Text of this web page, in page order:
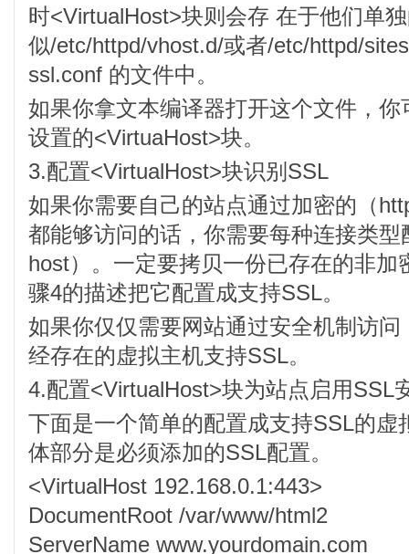
时<VirtualHost>块则会存 在于他们单
似/etc/httpd/vhost.d/或者/etc/httpd/
ssl.conf 的文件中。
如果你拿文本编译器打开这个文件，
设置的<VirtuaHost>块。
3.配置<VirtualHost>块识别SSL
如果你需要自己的站点通过加密的（
都能够访问的话，你需要每种连接类
host）。一定要拷贝一份已存在的非
骤4的描述把它配置成支持SSL。
如果你仅仅需要网站通过安全机制访
经存在的虚拟主机支持SSL。
4.配置<VirtualHost>块为站点启用SSL
下面是一个简单的配置成支持SSL的虚
体部分是必须添加的SSL配置。
<VirtualHost 192.168.0.1:443>
DocumentRoot /var/www/html2
ServerName www.yourdomain.com